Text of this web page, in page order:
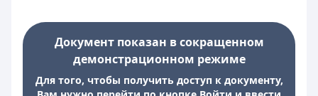
Документ показан в сокращенном
демонстрационном режиме
Для того, чтобы получить доступ к документу,